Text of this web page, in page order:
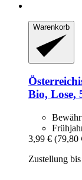
Warenkorb
Bio, Lose,
3,99 € (79,80
Zustellung